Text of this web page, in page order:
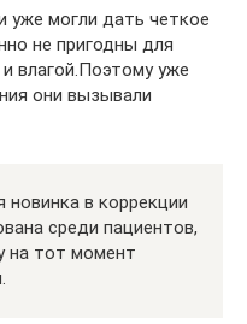
уже могли дать четкое
не пригодны для
влагой.Поэтому уже
они вызывали
в коррекции
среди пациентов,
на тот момент